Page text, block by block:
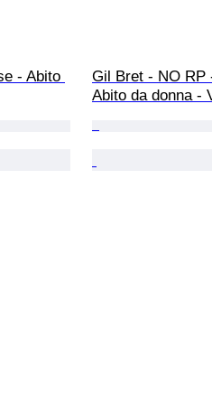
- Abito
Gil Bret - NO RP
Abito da donna -